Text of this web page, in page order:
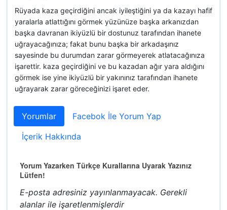
Rüyada kaza geçirdiğini ancak iyileştiğini ya da kazayı hafif
yaralarla atlattığını görmek yüzünüze başka arkanızdan
başka davranan ikiyüzlü bir dostunuz tarafından ihanete
uğrayacağınıza; fakat bunu başka bir arkadaşınız
sayesinde bu durumdan zarar görmeyerek atlatacağınıza
işarettir. kaza geçirdiğini ve bu kazadan ağır yara aldığını
görmek ise yine ikiyüzlü bir yakınınız tarafından ihanete
uğrayarak zarar göreceğinizi işaret eder.
Yorumlar
Facebok İle Yorum Yap
İçerik Hakkında
Yorum Yazarken Türkçe Kurallarına Uyarak Yazınız
Lütfen!
E-posta adresiniz yayınlanmayacak. Gerekli
alanlar ile işaretlenmişlerdir